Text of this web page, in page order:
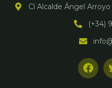
Cl Alcalde Ángel
(+34)
F
a